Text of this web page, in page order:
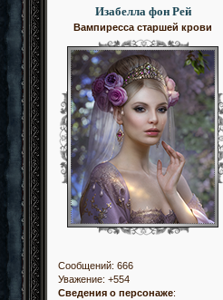
Изабелла фон Рей
Вампиресса старшей крови
Сообщений: 666
Уважение: +554
Сведения о персонаже: